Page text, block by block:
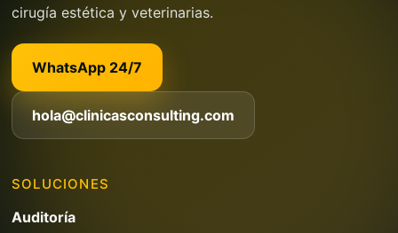
cirugía estética y veterinarias.
WhatsApp 24/7
hola@clinicasconsulting.com
SOLUCIONES
Auditoría